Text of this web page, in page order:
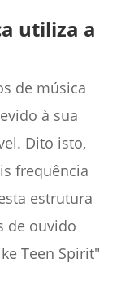
utiliza a
de música
à sua
Dito isto,
frequência
estrutura
de ouvido
Teen Spirit"